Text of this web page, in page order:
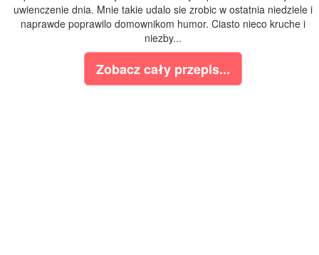
uwienczenie dnia. Mnie takie udalo sie zrobic w ostatnia niedziele i
naprawde poprawilo domownikom humor. Ciasto nieco kruche i
niezby...
Zobacz cały przepis...